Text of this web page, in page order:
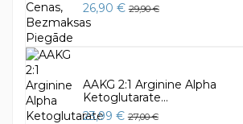
26,90 € 29,90 €
AAKG 2:1 Arginine Alpha
Ketoglutarate...
23,99 € 27,00 €